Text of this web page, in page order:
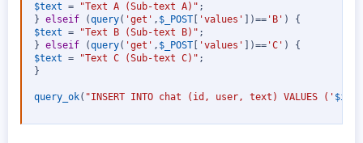
$text = "Text A (Sub-text A)" ;
} elseif (query( 'get' , $_POST 'values' )== 'B' )
{
$text = "Text B (Sub-text B)" ;
} elseif (query( 'get' , $_POST 'values' )== 'C' )
{
$text = "Text C (Sub-text C)" ;
}
query_ok( "INSERT INTO chat (id, user, text) VALUES (' $id